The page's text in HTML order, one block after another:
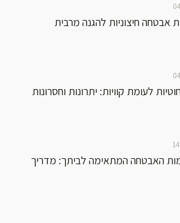
אבטחה חיצוניות להגנה מרבית
לעומת קוויות: יתרונות וחסרונות
האבטחה המתאימה לביתך: מדריך